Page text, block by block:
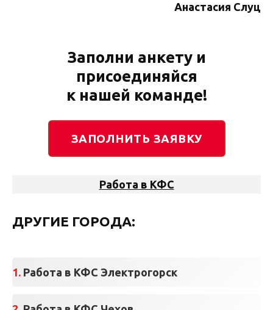
Анастасия Слуц
Заполни анкету и
присоединяйся
к нашей команде!
ЗАПОЛНИТЬ ЗАЯВКУ
Работа в КФС
ДРУГИЕ ГОРОДА:
Работа в КФС Электрогорск